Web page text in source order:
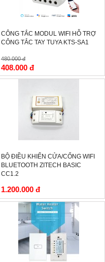
CÔNG TẮC MODUL WIFI HỖ TRỢ
CÔNG TẮC TAY TUYA KTS-SA1
480.000 đ
408.000 đ
BỘ ĐIỀU KHIỂN CỬA/CỔNG WIFI
BLUETOOTH ZITECH BASIC
CC1.2
1.200.000 đ